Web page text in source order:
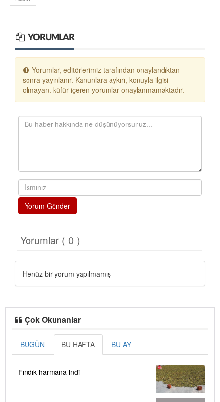
YORUMLAR
Yorumlar, editörlerimiz tarafından onaylandıktan
sonra yayınlanır. Kanunlara aykırı, konuyla ilgisi
olmayan, küfür içeren yorumlar onaylanmamaktadır.
Yorum Gönder
Yorumlar ( 0 )
Henüz bir yorum yapılmamış
Çok Okunanlar
BUGÜN BU HAFTA BU AY
Fındık harmana indi